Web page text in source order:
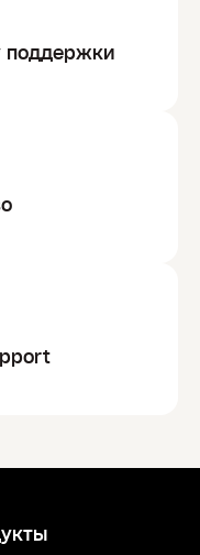
поддержки